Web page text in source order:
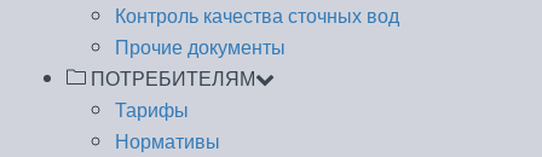
Контроль качества сточных вод
Прочие документы
ПОТРЕБИТЕЛЯМ
Тарифы
Нормативы